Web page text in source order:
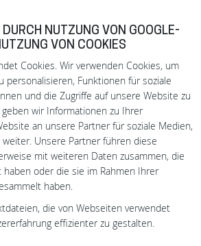
NUTZUNG VON GOOGLE-
VON COOKIES
Cookies. Wir verwenden Cookies, um
personalisieren, Funktionen für soziale
und die Zugriffe auf unsere Website zu
wir Informationen zu Ihrer
an unsere Partner für soziale Medien,
weiter. Unsere Partner führen diese
mit weiteren Daten zusammen, die
oder die sie im Rahmen Ihrer
haben.
die von Webseiten verwendet
effizienter zu gestalten.